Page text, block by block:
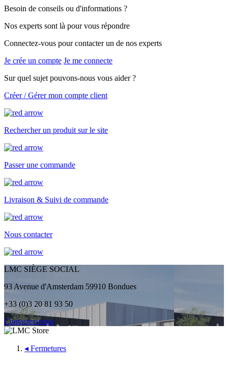
Besoin de conseils ou d'informations ?
Nos experts sont là pour vous répondre
Connectez-vous pour contacter un de nos experts
Je crée un compte Je me connecte
Sur quel sujet pouvons-nous vous aider ?
Créer / Gérer mon compte client
Rechercher un produit sur le site
Passer une commande
Livraison & Suivi de commande
Nous contacter
LMC SIÈGE SOCIAL
93 Avenue d'Amsterdam 59910 Bondues
+33 (0)3 20 81 93 50
Contactez-nous
◂ Fermetures